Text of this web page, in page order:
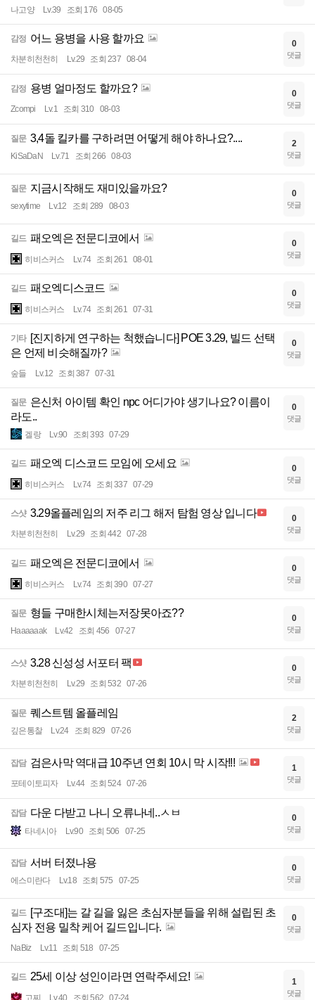
나고양 Lv.39 조회 176 08-05
감정 어느 용병을 사용 할까요
차분히천천히 Lv.29 조회 237 08-04
0
댓글
감정 용병 얼마정도 할까요?
Zcompi Lv.1 조회 310 08-03
0
댓글
질문 3,4돌 킬카를 구하려면 어떻게 해야 하나요?....
KiSaDaN Lv.71 조회 266 08-03
2
댓글
질문 지금시작해도 재미있을까요?
sexytime Lv.12 조회 289 08-03
0
댓글
길드 패오엑은 전문디코에서
히비스커스 Lv.74 조회 261 08-01
0
댓글
길드 패오엑디스코드
히비스커스 Lv.74 조회 261 07-31
0
댓글
기타 [진지하게 연구하는 척했습니다] POE 3.29, 빌드 선택
은 언제 비슷해질까?
숲들 Lv.12 조회 387 07-31
0
댓글
질문 은신처 아이템 확인 npc 어디가야 생기나요? 이름이
라도..
겔랑 Lv.90 조회 393 07-29
0
댓글
길드 패오엑 디스코드 모임에 오세요
히비스커스 Lv.74 조회 337 07-29
0
댓글
스샷 3.29올플레임의 저주 리그 해저 탐험 영상 입니다
차분히천천히 Lv.29 조회 442 07-28
0
댓글
길드 패오엑은 전문디코에서
히비스커스 Lv.74 조회 390 07-27
0
댓글
질문 형들 구매한시체는저장못아죠??
Haaaaaak Lv.42 조회 456 07-27
0
댓글
스샷 3.28 신성성 서포터 팩
차분히천천히 Lv.29 조회 532 07-26
0
댓글
질문 퀘스트템 올플레임
깊은통찰 Lv.24 조회 829 07-26
2
댓글
잡담 검은사막 역대급 10주년 연회 10시 막 시작!!!
포테이토피자 Lv.44 조회 524 07-26
1
댓글
잡담 다운 다받고 나니 오류나네..ㅅㅂ
타네시아 Lv.90 조회 506 07-25
0
댓글
잡담 서버 터졌나용
에스미란다 Lv.18 조회 575 07-25
0
댓글
길드 [구조대]는 갈 길을 잃은 초심자분들을 위해 설립된 초
심자 전용 밀착 케어 길드입니다.
NaBiz Lv.11 조회 518 07-25
0
댓글
길드 25세 이상 성인이라면 연락주세요!
고찌 Lv.40 조회 562 07-24
1
댓글